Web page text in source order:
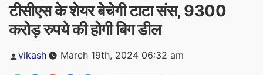
टीसीएस के शेयर बेचेगी टाटा संस, 9300
करोड़ रुपये की होगी बिग डील
Posted
vikash March 19th, 2024 06:32 am